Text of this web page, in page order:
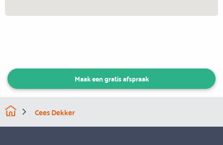
Maak een gratis afspraak
Cees Dekker